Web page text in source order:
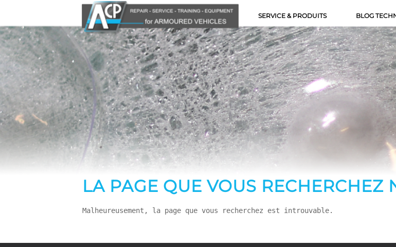
SERVICE & PRODUITS BLOG
LA PAGE QUE VOUS RECHERCHEZ
Malheureusement, la page que vous recherchez est introuvable.